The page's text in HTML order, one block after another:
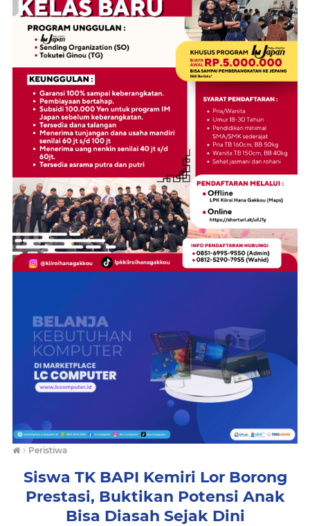
› Peristiwa
Siswa TK BAPI Kemiri Lor Borong
Prestasi, Buktikan Potensi Anak
Bisa Diasah Sejak Dini